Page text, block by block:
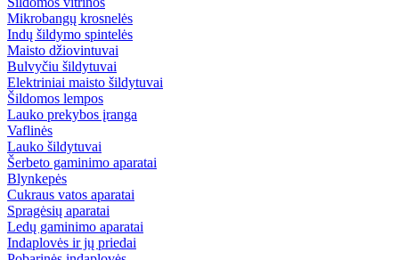
Mikrobangų krosnelės
Indų šildymo spintelės
Maisto džiovintuvai
Bulvyčiu šildytuvai
Elektriniai maisto šildytuvai
Šildomos lempos
Lauko prekybos įranga
Vaflinės
Lauko šildytuvai
Šerbeto gaminimo aparatai
Blynkepės
Cukraus vatos aparatai
Spragėsių aparatai
Ledų gaminimo aparatai
Indaplovės ir jų priedai